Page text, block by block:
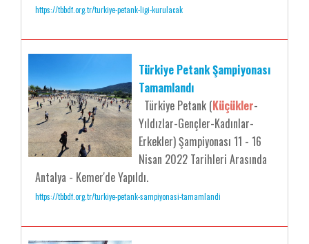
https://tbbdf.org.tr/turkiye-petank-ligi-kurulacak
Türkiye Petank Şampiyonası
Tamamlandı
Türkiye Petank (Küçükler-
Yıldızlar-Gençler-Kadınlar-
Erkekler) Şampiyonası 11 - 16
Nisan 2022 Tarihleri Arasında
Antalya - Kemer'de Yapıldı.
https://tbbdf.org.tr/turkiye-petank-sampiyonasi-tamamlandi